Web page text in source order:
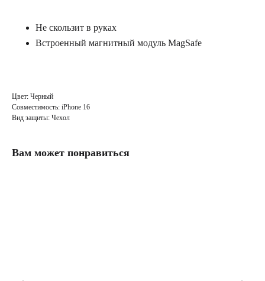
Не скользит в руках
Встроенный магнитный модуль MagSafe
Цвет: Черный
Совместимость: iPhone 16
Вид защиты: Чехол
Вам может понравиться